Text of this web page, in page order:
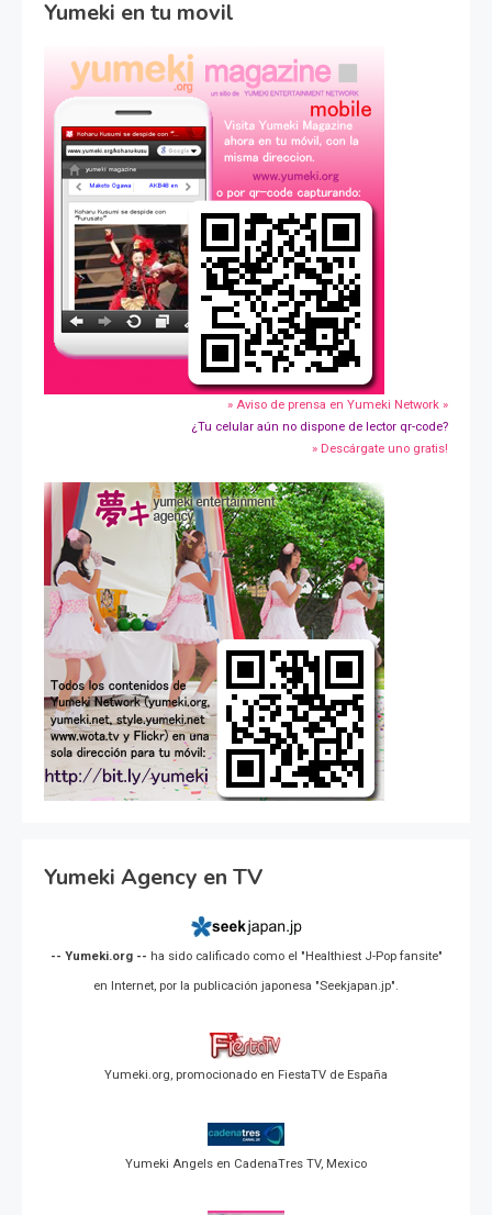
Yumeki en tu movil
» Aviso de prensa en Yumeki Network »
¿Tu celular aún no dispone de lector qr-code?
» Descárgate uno gratis!
Yumeki Agency en TV
-- Yumeki.org -- ha sido calificado como el "Healthiest J-Pop fansite"
en Internet, por la publicación japonesa "Seekjapan.jp".
Yumeki.org, promocionado en FiestaTV de España
Yumeki Angels en CadenaTres TV, Mexico